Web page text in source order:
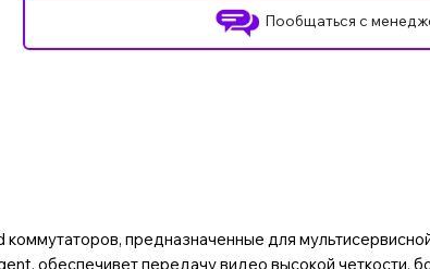
Пообщаться с
предназначенные для
обеспечивет передачу видео высокой четкости,